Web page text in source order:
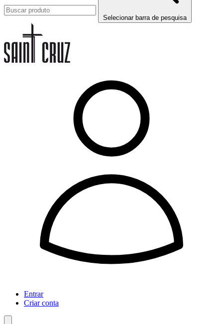
Selecionar barra de pesquisa
Entrar
Criar conta